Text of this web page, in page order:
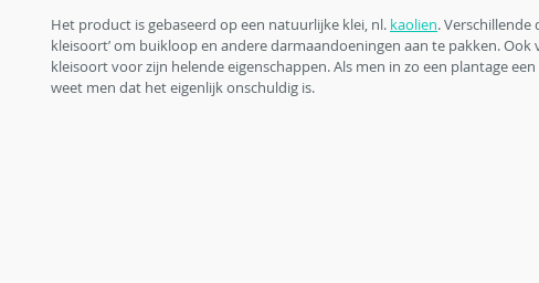
Het product is gebaseerd op een natuurlijke klei, nl. kaolien. Verschillende
kleisoort’ om buikloop en andere darmaandoeningen aan te pakken.
kleisoort voor zijn helende eigenschappen. Als men in zo een plantage
weet men dat het eigenlijk onschuldig is.